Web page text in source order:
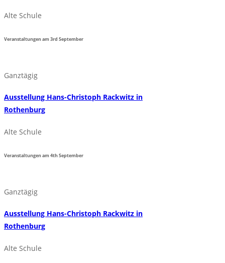
Alte Schule
Veranstaltungen am3rd September
Ganztägig
Ausstellung Hans-Christoph Rackwitz in
Rothenburg
Alte Schule
Veranstaltungen am4thSeptember
Ganztägig
Ausstellung Hans-Christoph Rackwitz in
Rothenburg
Alte Schule